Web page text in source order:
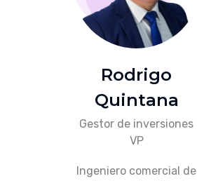
Rodrigo
Quintana
Gestor de inversiones
VP
Ingeniero comercial de